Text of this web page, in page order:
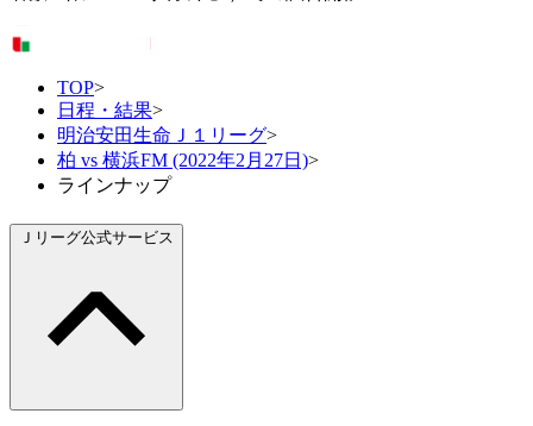
TOP>
日程・結果>
明治安田生命Ｊ１リーグ>
柏 vs 横浜FM (2022年2月27日)>
ラインナップ
Ｊリーグ公式サービス